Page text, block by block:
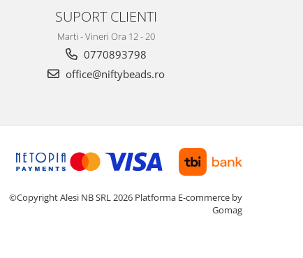
SUPORT CLIENTI
Marti - Vineri Ora 12 - 20
0770893798
office@niftybeads.ro
©Copyright Alesi NB SRL 2026 Platforma E-commerce by
Gomag